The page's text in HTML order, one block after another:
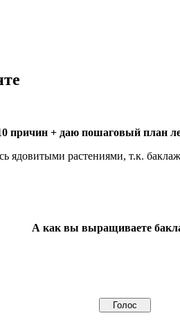
причин + даю пошаговый план
растениями, т.к.
А как вы выращиваете